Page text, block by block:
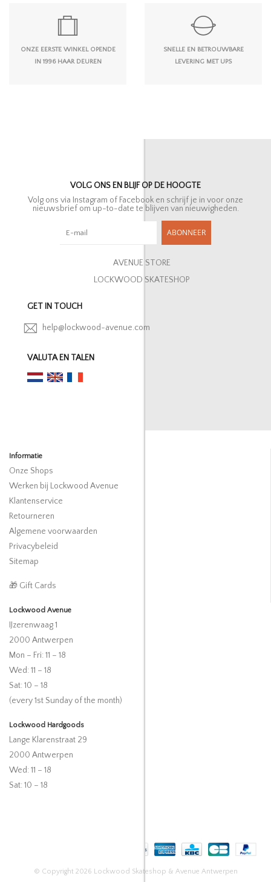
ONZE EERSTE WINKEL OPENDE
IN 1996 HAAR DEUREN
SNELLE EN BETROUWBARE
LEVERING MET UPS
VOLG ONS EN BLIJF OP DE HOOGTE
Volg ons via Instagram of Facebook en schrijf je in voor onze
nieuwsbrief om up-to-date te blijven van nieuwigheden.
ABONNEER
AVENUE STORE
LOCKWOOD SKATESHOP
GET IN TOUCH
help@lockwood-avenue.com
VALUTA EN TALEN
Informatie
Onze Shops
Werken bij Lockwood Avenue
Klantenservice
Retourneren
Algemene voorwaarden
Privacybeleid
Sitemap
🎁 Gift Cards
Lockwood Avenue
IJzerenwaag 1
2000 Antwerpen
Mon – Fri: 11 – 18
Wed: 11 – 18
Sat: 10 – 18
(every 1st Sunday of the month)
Lockwood Hardgoods
Lange Klarenstraat 29
2000 Antwerpen
Wed: 11 – 18
Sat: 10 – 18
© Copyright 2026 Lockwood Skateshop & Avenue Antwerpen